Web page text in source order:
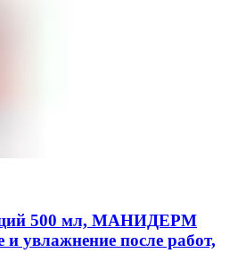
500 мл, МАНИДЕРМ
и увлажнение после работ,